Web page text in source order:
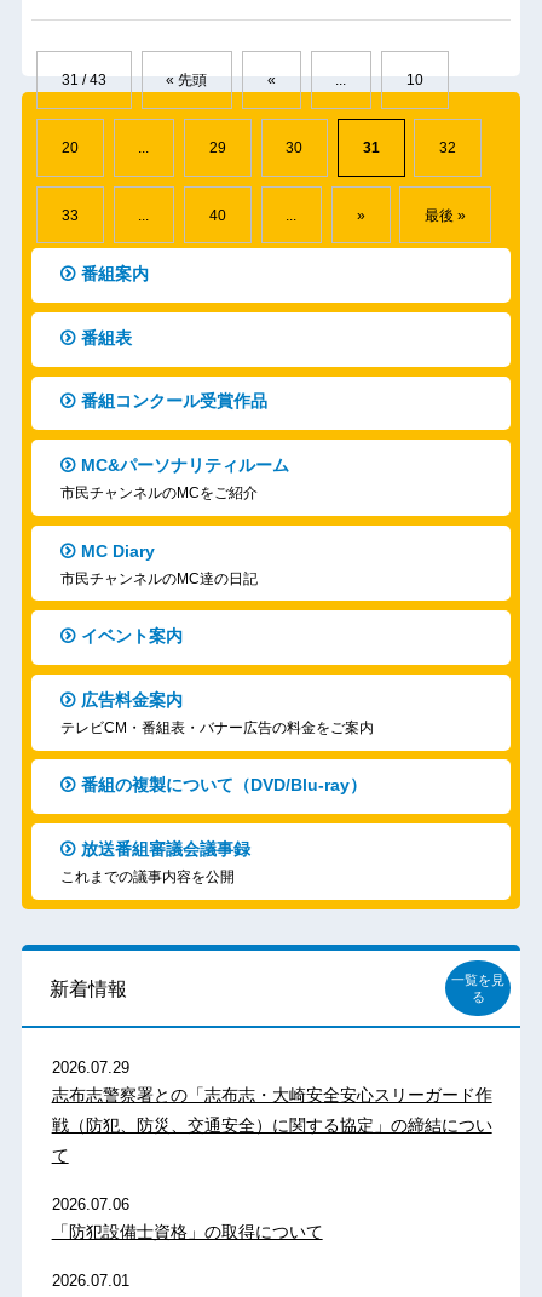
31 / 43 « 先頭 « ... 10
20 ... 29 30 31 32
33 40 » 最後 »
番組案内
番組表
番組コンクール受賞作品
MC&パーソナリティルーム
市民チャンネルのMCをご紹介
MC Diary
市民チャンネルのMC達の日記
イベント案内
広告料金案内
テレビCM・番組表・バナー広告の料金をご案内
番組の複製について（DVD/Blu-ray）
放送番組審議会議事録
これまでの議事内容を公開
新着情報
一覧を見
る
2026.07.29
志布志警察署との「志布志・大崎安全安心スリーガード作
戦（防犯、防災、交通安全）に関する協定」の締結につい
て
2026.07.06
「防犯設備士資格」の取得について
2026.07.01